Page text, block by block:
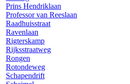
Prins Hendriklaan
Professor van Reeslaan
Raadhuisstraat
Ravenlaan
Rigterskamp
Rijksstraatweg
Rongen
Rotondeweg
Schapendrift